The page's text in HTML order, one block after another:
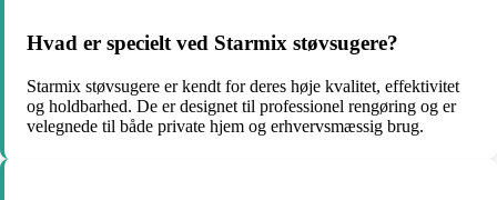
Hvad er specielt ved Starmix støvsugere?
Starmix støvsugere er kendt for deres høje kvalitet, effektivitet
og holdbarhed. De er designet til professionel rengøring og er
velegnede til både private hjem og erhvervsmæssig brug.